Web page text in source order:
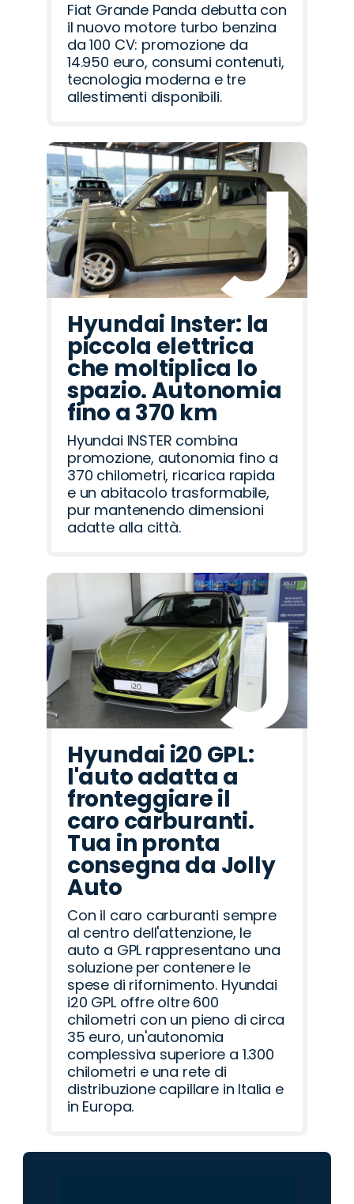
Fiat Grande Panda debutta con
il nuovo motore turbo benzina
da 100 CV: promozione da
14.950 euro, consumi contenuti,
tecnologia moderna e tre
allestimenti disponibili.
Hyundai Inster: la
piccola elettrica
che moltiplica lo
spazio. Autonomia
fino a 370 km
Hyundai INSTER combina
promozione, autonomia fino a
370 chilometri, ricarica rapida
e un abitacolo trasformabile,
pur mantenendo dimensioni
adatte alla città.
Hyundai i20 GPL:
l'auto adatta a
fronteggiare il
caro carburanti.
Tua in pronta
consegna da Jolly
Auto
Con il caro carburanti sempre
al centro dell'attenzione, le
auto a GPL rappresentano una
soluzione per contenere le
spese di rifornimento. Hyundai
i20 GPL offre oltre 600
chilometri con un pieno di circa
35 euro, un'autonomia
complessiva superiore a 1.300
chilometri e una rete di
distribuzione capillare in Italia e
in Europa.